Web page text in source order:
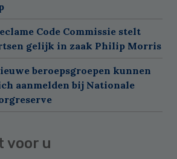
Code Commissie stelt
gelijk in zaak Philip Morris
beroepsgroepen kunnen
aanmelden bij Nationale
voor u